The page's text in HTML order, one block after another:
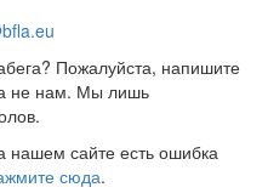
Пожалуйста, напишите
а не нам. Мы лишь
нашем сайте есть ошибка
сюда.